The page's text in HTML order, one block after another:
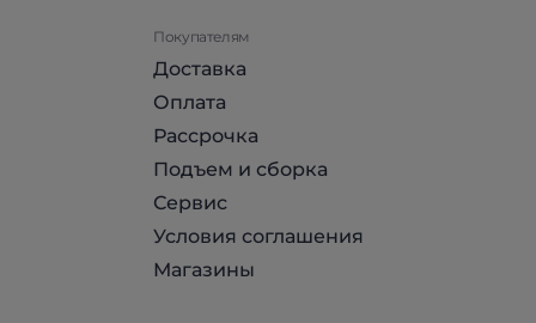
Покупателям
Доставка
Оплата
Рассрочка
Подъем и сборка
Сервис
Условия соглашения
Магазины